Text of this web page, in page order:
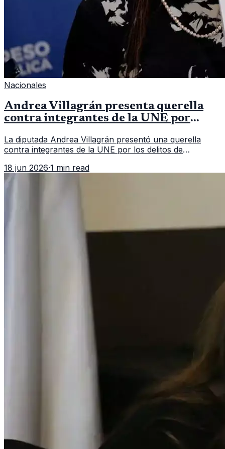
Nacionales
Andrea Villagrán presenta querella
contra integrantes de la UNE por
La diputada Andrea Villagrán presentó una querella
contra integrantes de la UNE por los delitos de
18 jun 2026·1 min read